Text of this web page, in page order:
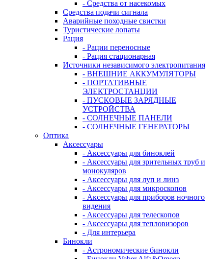
- Средства от насекомых
Средства подачи сигнала
Аварийные походные свистки
Туристические лопаты
Рация
- Рации переносные
- Рация стационарная
Источники независимого электропитания
- ВНЕШНИЕ АККУМУЛЯТОРЫ
- ПОРТАТИВНЫЕ
ЭЛЕКТРОСТАНЦИИ
- ПУСКОВЫЕ ЗАРЯДНЫЕ
УСТРОЙСТВА
- СОЛНЕЧНЫЕ ПАНЕЛИ
- СОЛНЕЧНЫЕ ГЕНЕРАТОРЫ
Оптика
Аксессуары
- Аксессуары для биноклей
- Аксессуары для зрительных труб и
монокуляров
- Аксессуары для луп и линз
- Аксессуары для микроскопов
- Аксессуары для приборов ночного
видения
- Аксессуары для телескопов
- Аксессуары для тепловизоров
- Для интерьера
Бинокли
- Астрономические бинокли